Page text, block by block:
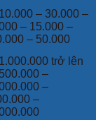
– 30.000 –
– 15.000 –
– 50.000
trở lên
–
–
–